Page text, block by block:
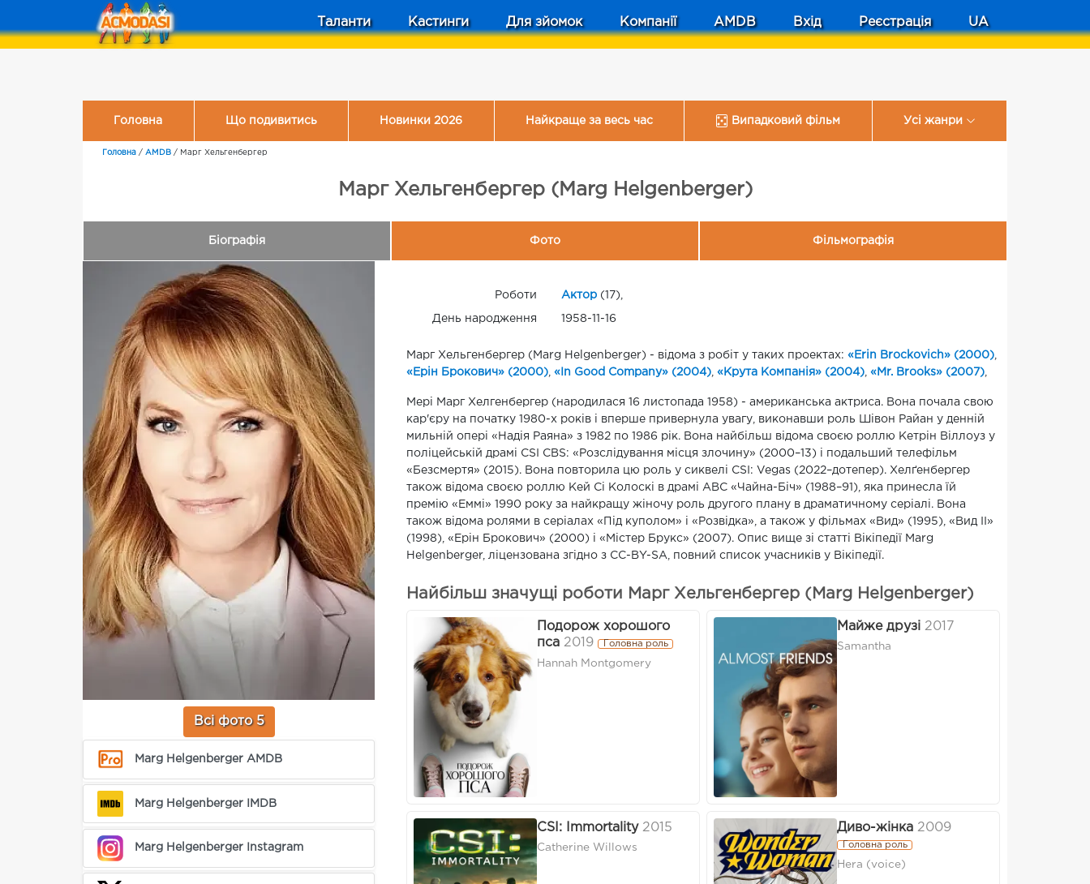
Таланти Кастинги Для зйомок Компанії AMDB Вхід Реєстрація UA
Головна Що подивитись Новинки 2026 Найкраще за весь час Випадковий фільм Усі жанри
Головна / AMDB / Марг Хельгенбергер
Марг Хельгенбергер (Marg Helgenberger)
Біографія Фото Фільмографія
Всі фото 5
Marg Helgenberger AMDB
Marg Helgenberger IMDB
Marg Helgenberger Instagram
Роботи Актор(17),
День народження 1958-11-16
Марг Хельгенбергер (Marg Helgenberger) - відома з робіт у таких проектах: «Erin Brockovich» (2000)
«Ерін Брокович» (2000) «In Good Company» (2004) «Крута Компанія» (2004) «Mr. Brooks» (2007)
Мері Марг Хелгенбергер (народилася 16 листопада 1958) - американська актриса. Вона почала свою
кар'єру на початку 1980-х років і вперше привернула увагу, виконавши роль Шівон Райан у денній
мильній опері «Надія Раяна» з 1982 по 1986 рік. Вона найбільш відома своєю роллю Кетрін Віллоуз у
поліцейській драмі CSI CBS: «Розслідування місця злочину» (2000–13) і подальший телефільм
«Безсмертя» (2015). Вона повторила цю роль у сиквелі CSI: Vegas (2022–дотепер). Хелґенбергер
також відома своєю роллю Кей Сі Колоскі в драмі ABC «Чайна-Біч» (1988–91), яка принесла їй
премію «Еммі» 1990 року за найкращу жіночу роль другого плану в драматичному серіалі. Вона
також відома ролями в серіалах «Під куполом» і «Розвідка», а також у фільмах «Вид» (1995), «Вид II»
(1998), «Ерін Брокович» (2000) і «Містер Брукс» (2007). Опис вище зі статті Вікіпедії Marg
Helgenberger, ліцензована згідно з CC-BY-SA, повний список учасників у Вікіпедії.
Найбільш значущі роботи Марг Хельгенбергер (Marg Helgenberger)
Подорож хорошого
пса 2019 Головна роль
Hannah Montgomery
Майже друзі 2017
Samantha
CSI: Immortality 2015
Catherine Willows
Диво-жінка 2009
Головна роль
Hera (voice)